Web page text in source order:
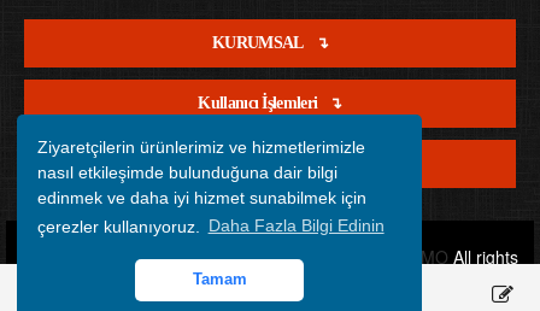
Ziyaretçilerin ürünlerimiz ve hizmetlerimizle
nasıl etkileşimde bulunduğuna dair bilgi
edinmek ve daha iyi hizmet sunabilmek için
çerezler kullanıyoruz.
Daha Fazla Bilgi Edinin
Tamam
KURUMSAL
Kullanıcı İşlemleri
Satış İşlemleri
Copyright © 2012 - 2026 Tüm Hakları Saklıdır. OFİSİMO All rights